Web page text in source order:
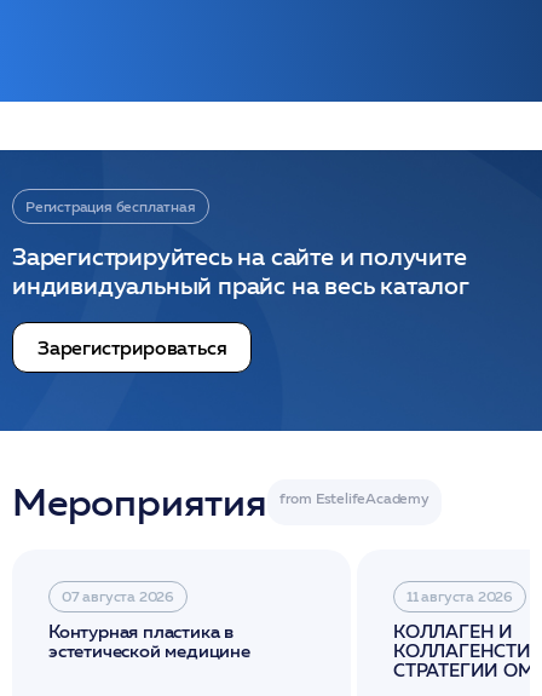
Регистрация бесплатная
Зарегистрируйтесь на сайте и получите
индивидуальный прайс на весь каталог
Зарегистрироваться
Мероприятия
07 августа 2026
Контурная пластика в
эстетической медицине
11 августа 2026
КОЛЛАГЕН И
СТРАТЕГИИ